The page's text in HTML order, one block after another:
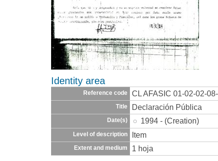
Identity area
Reference code CL AFASIC 01-02-02-
Title Declaración Pública
Date(s) 1994 - (Creation)
Level of description Item
Extent and medium 1 hoja